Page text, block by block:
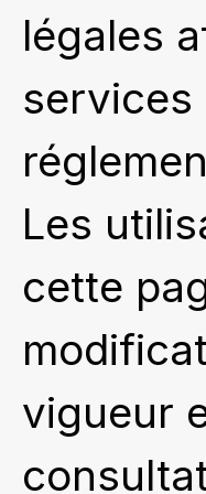
légales
services
Les
cette
vigueur